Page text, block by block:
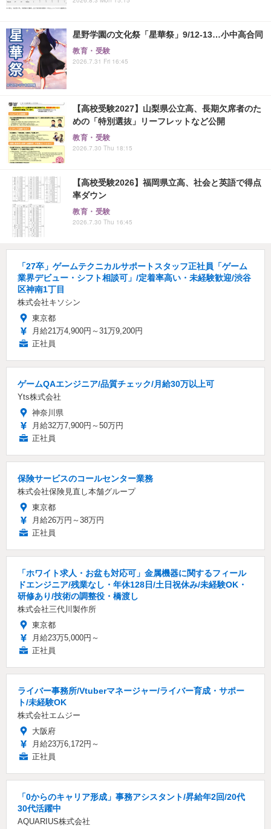
星野学園の文化祭「星華祭」9/12-13…小中高合同
教育・受験
2026.7.31 Fri 16:45
【高校受験2027】山梨県公立高、長期欠席者のた
めの「特別選抜」リーフレットなど公開
教育・受験
2026.7.30 Thu 18:15
【高校受験2026】福岡県立高、社会と英語で得点
率ダウン
教育・受験
2026.7.30 Thu 16:45
「27卒」ゲームテクニカルサポートスタッフ正社員「ゲーム
業界デビュー・シフト相談可」/定着率高い・未経験歓迎/渋谷
区神南1丁目
株式会社キソシン
東京都
月給21万4,900円～31万9,200円
正社員
ゲームQAエンジニア/品質チェック/月給30万以上可
Yts株式会社
神奈川県
月給32万7,900円～50万円
正社員
保険サービスのコールセンター業務
株式会社保険見直し本舗グループ
東京都
月給26万円～38万円
正社員
「ホワイト求人・お盆も対応可」金属機器に関するフィール
ドエンジニア/残業なし・年休128日/土日祝休み/未経験OK・
研修あり/技術の調整役・橋渡し
株式会社三代川製作所
東京都
月給23万5,000円～
正社員
ライバー事務所/Vtuberマネージャー/ライバー育成・サポー
ト/未経験OK
株式会社エムジー
大阪府
月給23万6,172円～
正社員
「0からのキャリア形成」事務アシスタント/昇給年2回/20代
30代活躍中
AQUARIUS株式会社